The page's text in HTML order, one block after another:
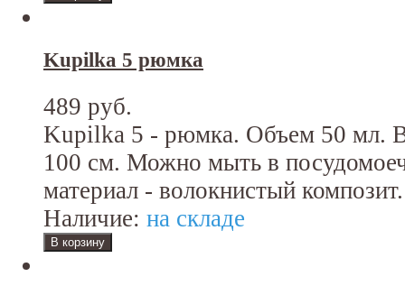
Kupilka 5 рюмка
489 руб.
Kupilka 5 - рюмка. Объем 50 мл.
100 см. Можно мыть в
материал - волокнистый композит.
Наличие: на складе